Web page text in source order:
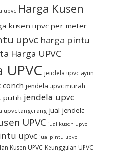
upvc Harga Kusen
kusen upvc per meter
upvc harga pintu
Harga UPVC
UPVC jendela upvc ayun
conch jendela upvc murah
putih jendela upvc
upvc tangerang jual jendela
UPVC jual kusen upvc
upvc jual pintu upvc
Kusen UPVC Keunggulan UPVC